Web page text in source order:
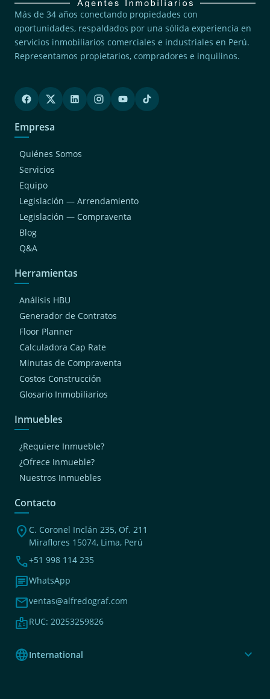
Más de 34 años conectando propiedades con
oportunidades, respaldados por una sólida experiencia en
servicios inmobiliarios comerciales e industriales en Perú.
Representamos propietarios, compradores e inquilinos.
Empresa
Quiénes Somos
Servicios
Equipo
Legislación — Arrendamiento
Legislación — Compraventa
Blog
Q&A
Herramientas
Análisis HBU
Generador de Contratos
Floor Planner
Calculadora Cap Rate
Minutas de Compraventa
Costos Construcción
Glosario Inmobiliarios
Inmuebles
¿Requiere Inmueble?
¿Ofrece Inmueble?
Nuestros Inmuebles
Contacto
location_on C. Coronel Inclán 235, Of. 211
Miraflores 15074, Lima, Perú
phone+51 998 114 235
chatWhatsApp
mailventas@alfredograf.com
badgeRUC: 20253259826
languageInternational expand_more